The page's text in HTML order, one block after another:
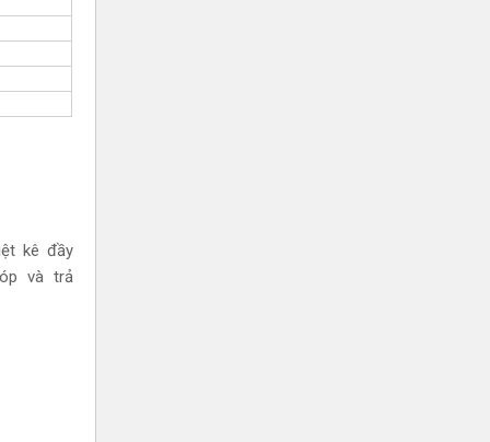
kê đầy
và trả